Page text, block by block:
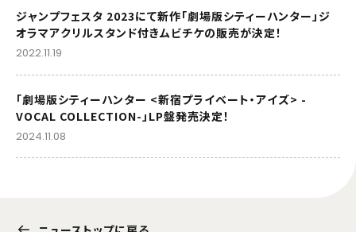
ジャンプフェスタ 2023にて新作「劇場版シティーハンター」ジ
オラマアクリルスタンド付きムビチケの販売が決定！
2022.11.19
「劇場版シティーハンター <新宿プライベート・アイズ> -
VOCAL COLLECTION-」LP盤発売決定！
2024.11.08